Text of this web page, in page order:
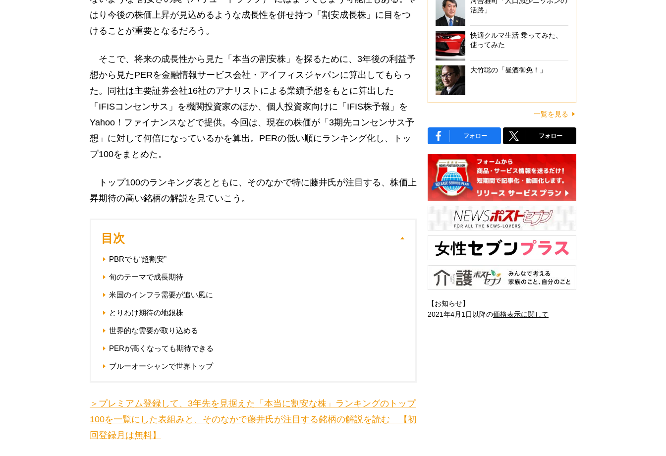
はり今後の株価上昇が見込めるような成長性を併せ持つ「割安成長株」に目をつ
けることが重要となるだろう。
そこで、将来の成長性から見た「本当の割安株」を探るために、3年後の利益予
想から見たPERを金融情報サービス会社・アイフィスジャパンに算出してもらっ
た。同社は主要証券会社16社のアナリストによる業績予想をもとに算出した
「IFISコンセンサス」を機関投資家のほか、個人投資家向けに「IFIS株予報」を
Yahoo！ファイナンスなどで提供。今回は、現在の株価が「3期先コンセンサス予
想」に対して何倍になっているかを算出。PERの低い順にランキング化し、トッ
プ100をまとめた。
トップ100のランキング表とともに、そのなかで特に藤井氏が注目する、株価上
昇期待の高い銘柄の解説を見ていこう。
目次
PBRでも“超割安”
旬のテーマで成長期待
米国のインフラ需要が追い風に
とりわけ期待の地銀株
世界的な需要が取り込める
PERが高くなっても期待できる
ブルーオーシャンで世界トップ
＞プレミアム登録して、3年先を見据えた「本当に割安な株」ランキングのトップ
100を一覧にした表組みと、そのなかで藤井氏が注目する銘柄の解説を読む 【初
回登録月は無料】
活路」
快適クルマ生活 乗ってみた、
使ってみた
大竹聡の「昼酒御免！」
一覧を見る
フォロー フォロー
【お知らせ】
2021年4月1日以降の価格表示に関して